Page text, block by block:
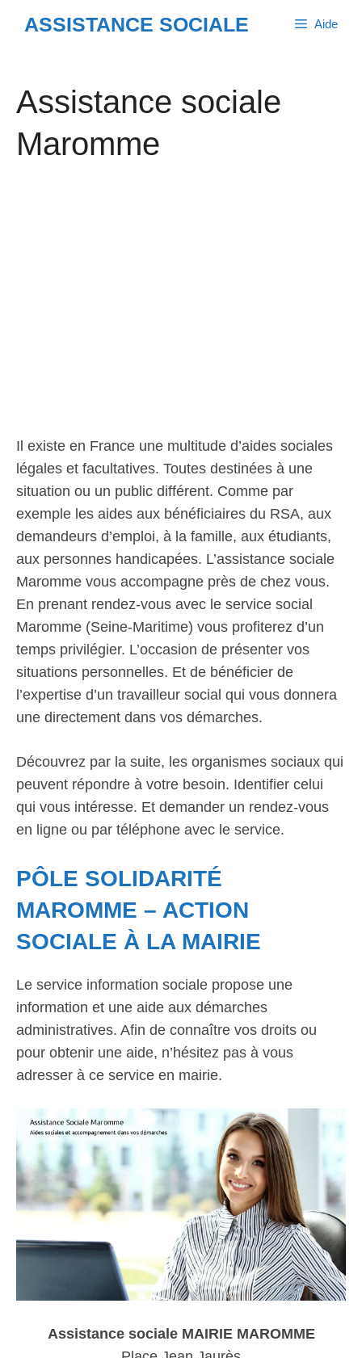
ASSISTANCE SOCIALE Aide
Assistance sociale
Maromme
Il existe en France une multitude d’aides sociales
légales et facultatives. Toutes destinées à une
situation ou un public différent. Comme par
exemple les aides aux bénéficiaires du RSA, aux
demandeurs d’emploi, à la famille, aux étudiants,
aux personnes handicapées. L’assistance sociale
Maromme vous accompagne près de chez vous.
En prenant rendez-vous avec le service social
Maromme (Seine-Maritime) vous profiterez d’un
temps privilégier. L’occasion de présenter vos
situations personnelles. Et de bénéficier de
l’expertise d’un travailleur social qui vous donnera
une directement dans vos démarches.
Découvrez par la suite, les organismes sociaux qui
peuvent répondre à votre besoin. Identifier celui
qui vous intéresse. Et demander un rendez-vous
en ligne ou par téléphone avec le service.
PÔLE SOLIDARITÉ
MAROMME – ACTION
SOCIALE À LA MAIRIE
Le service information sociale propose une
information et une aide aux démarches
administratives. Afin de connaître vos droits ou
pour obtenir une aide, n’hésitez pas à vous
adresser à ce service en mairie.
Assistance sociale MAIRIE MAROMME